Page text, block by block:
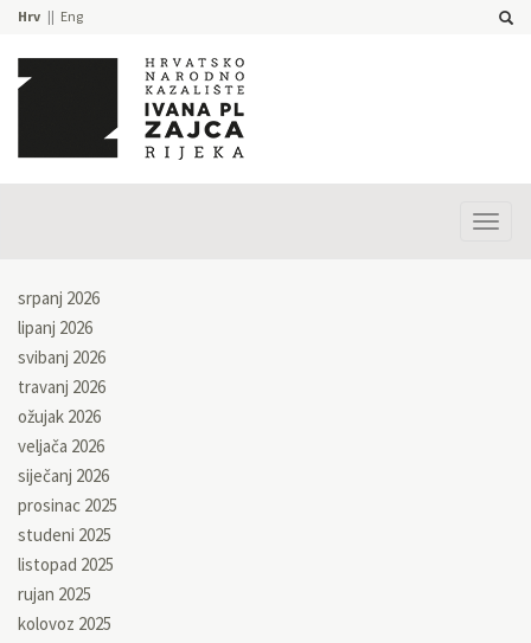
Hrv Eng
srpanj 2026
lipanj 2026
svibanj 2026
travanj 2026
ožujak 2026
veljača 2026
siječanj 2026
prosinac 2025
studeni 2025
listopad 2025
rujan 2025
kolovoz 2025